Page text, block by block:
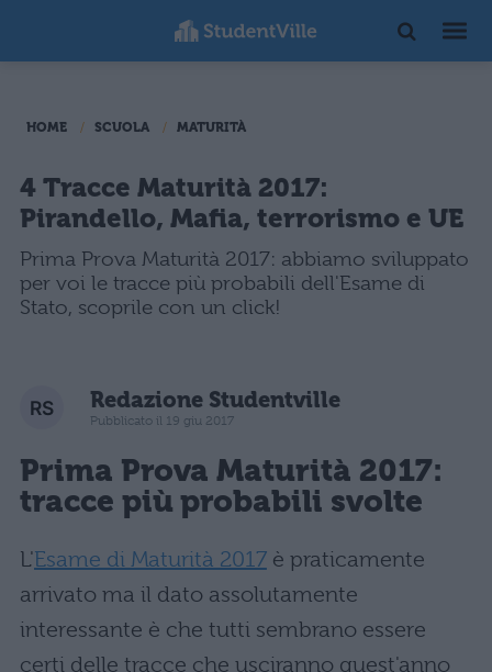
HOME SCUOLA MATURITÀ
4 Tracce Maturità 2017:
Pirandello, Mafia, terrorismo e UE
Prima Prova Maturità 2017: abbiamo sviluppato
per voi le tracce più probabili dell'Esame di
Stato, scoprile con un click!
Redazione Studentville
Pubblicato il 19 giu 2017
Prima Prova Maturità 2017:
tracce più probabili svolte
L'Esame di Maturità 2017è praticamente
arrivato ma il dato assolutamente
interessante è che tutti sembrano essere
certi delle tracce che usciranno quest'anno